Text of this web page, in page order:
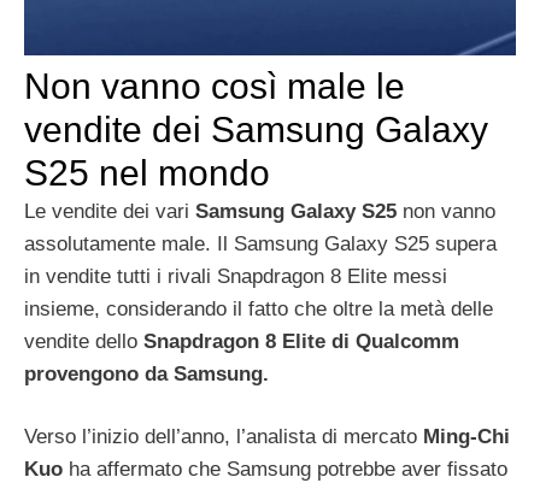
Non vanno così male le
vendite dei Samsung Galaxy
S25 nel mondo
Le vendite dei vari Samsung Galaxy S25 non vanno
assolutamente male. Il Samsung Galaxy S25 supera
in vendite tutti i rivali Snapdragon 8 Elite messi
insieme, considerando il fatto che oltre la metà delle
vendite dello Snapdragon 8 Elite di Qualcomm
provengono da Samsung.
Verso l’inizio dell’anno, l’analista di mercato Ming-Chi
Kuo ha affermato che Samsung potrebbe aver fissato